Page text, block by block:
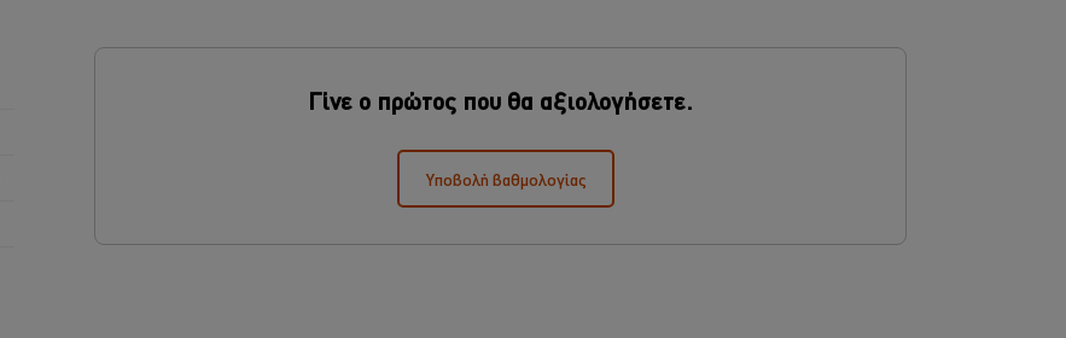
Γίνε ο πρώτος που θα αξιολογήσετε.
Υποβολή βαθμολογίας